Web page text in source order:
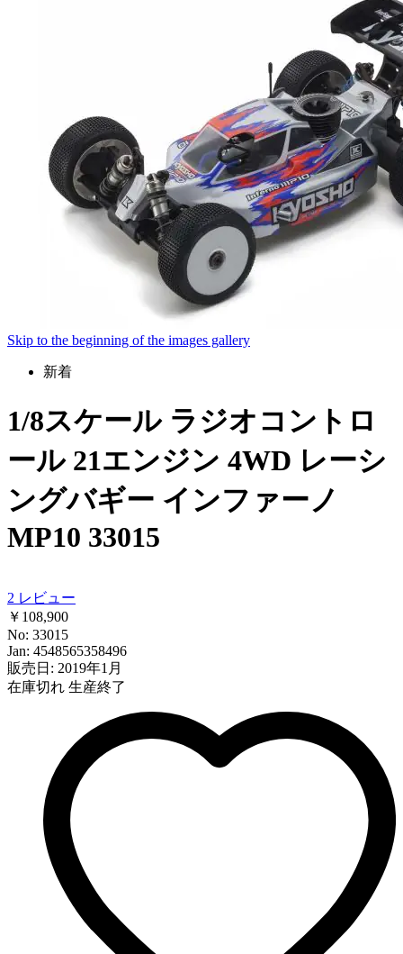
Skip to the beginning of the images gallery
新着
1/8スケール ラジオコントロ
ール 21エンジン 4WD レーシ
ングバギー インファーノ
MP10 33015
2 レビュー
￥108,900
No: 33015
Jan: 4548565358496
販売日: 2019年1月
在庫切れ 生産終了